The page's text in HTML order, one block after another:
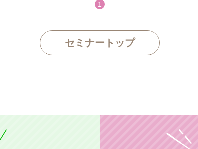
1
セミナートップ